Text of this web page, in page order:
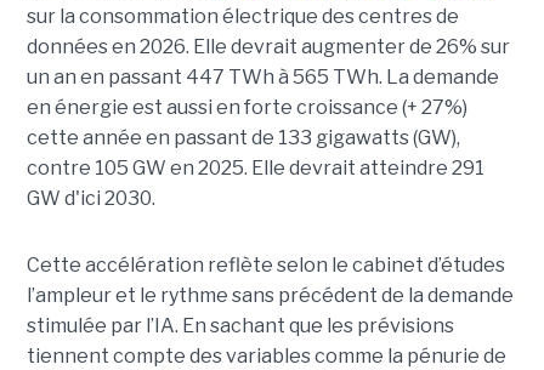
sur la consommation électrique des centres de
données en 2026. Elle devrait augmenter de 26% sur
un an en passant 447 TWh à 565 TWh. La demande
en énergie est aussi en forte croissance (+ 27%)
cette année en passant de 133 gigawatts (GW),
contre 105 GW en 2025. Elle devrait atteindre 291
GW d'ici 2030.
Cette accélération reflète selon le cabinet d’études
l’ampleur et le rythme sans précédent de la demande
stimulée par l’IA. En sachant que les prévisions
tiennent compte des variables comme la pénurie de